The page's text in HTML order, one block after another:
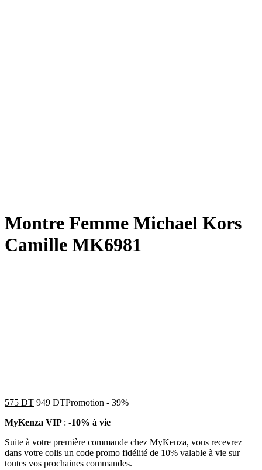
Montre Femme Michael Kors
Camille MK6981
575 DT 949DTPromotion - 39%
MyKenza VIP : -10% à vie
Suite à votre première commande chez MyKenza, vous recevrez
dans votre colis un code promo fidélité de 10% valable à vie sur
toutes vos prochaines commandes.